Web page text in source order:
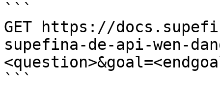
```
GET https://
supefina-de-api-wen-
```